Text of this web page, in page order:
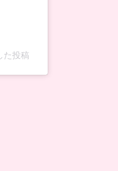
た投稿